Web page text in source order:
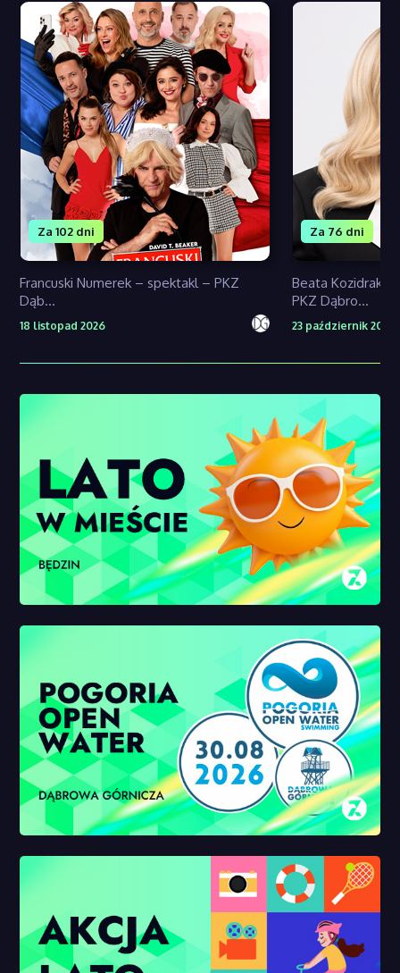
Francuski Numerek – spektakl – PKZ
Dąb...
Za 102 dni
18 listopad 2026
Beata Kozidrak
PKZ Dąbro...
Za 76 dni
23 październik 2026